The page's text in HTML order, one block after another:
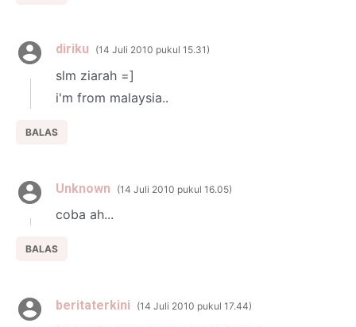
diriku 14 Juli 2010 pukul 15.31
slm ziarah =]
i'm from malaysia..
BALAS
Unknown 14 Juli 2010 pukul 16.05
coba ah...
BALAS
beritaterkini 14 Juli 2010 pukul 17.44